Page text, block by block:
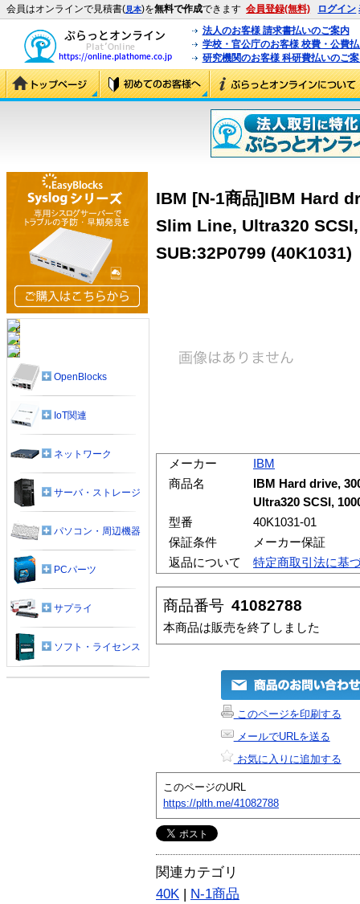
会員はオンラインで見積書(見本)を無料で作成できます 会員登録(無料) ログイン
法人のお客様 請求書払いのご案内
学校・官公庁のお客様 校費・公費
研究機関のお客様 科研費払いのご
IBM [N-1商品]IBM Hard
Slim Line, Ultra320
SUB:32P0799 (40K1031)
メーカー
IBM
商品名
IBM Hard drive,
Ultra320 SCSI,
型番
40K1031-01
保証条件
メーカー保証
返品について
特定商取引法に基
商品番号 41082788
本商品は販売を終了しました
このページを印刷する
メールでURLを送る
お気に入りに追加する
このページのURL
https://plth.me/41082788
関連カテゴリ
40K | N-1商品
OpenBlocks
IoT関連
ネットワーク
サーバ・ストレージ
パソコン・周辺機器
PCパーツ
サプライ
ソフト・ライセンス